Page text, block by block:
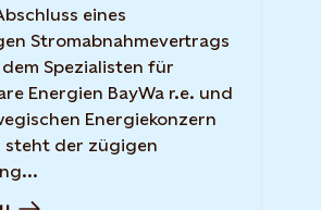
eines
Stromabnahmevertrags
Spezialisten für
Energien BayWa r.e. und
Energiekonzern
der zügigen